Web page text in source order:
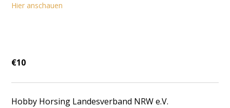
Hier anschauen
€10
Hobby Horsing Landesverband NRW e.V.